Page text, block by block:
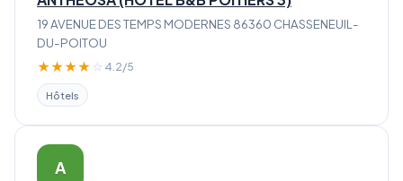
19 AVENUE DES TEMPS MODERNES 86360 CHASSENEUIL-
DU-POITOU
★★★★ ☆ 4.2/5
Hôtels
A